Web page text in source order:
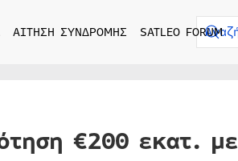
ΑΙΤΗΣΗ ΣΥΝΔΡΟΜΗΣ SATLEO FORUM
€200 εκατ. με